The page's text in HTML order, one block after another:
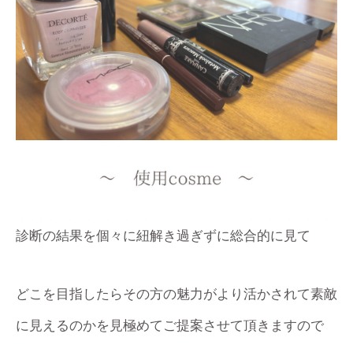
診断の結果を個々に紐解き過ぎずに総合的に見て
どこを目指したらその方の魅力がより活かされて素敵
に見えるのかを見極めてご提案させて頂きますので